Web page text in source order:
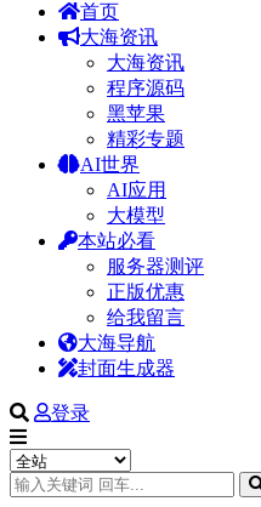
首页
大海资讯
大海资讯
程序源码
黑苹果
精彩专题
AI世界
AI应用
大模型
本站必看
服务器测评
正版优惠
给我留言
大海导航
封面生成器
登录